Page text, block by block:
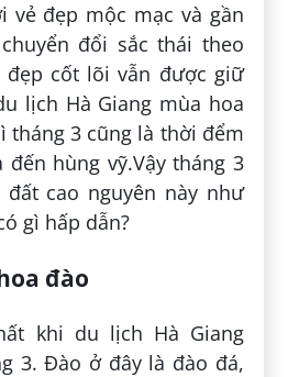
vẻ đẹp mộc mạc và gần
đổi sắc thái theo
đẹp cốt lõi vẫn được giữ
lịch Hà Giang mùa hoa
tháng 3 cũng là thời đểm
hùng vỹ.Vậy tháng 3
cao nguyên này như
gì hấp dẫn?
đào
khi du lịch Hà Giang
3. Đào ở đây là đào đá,